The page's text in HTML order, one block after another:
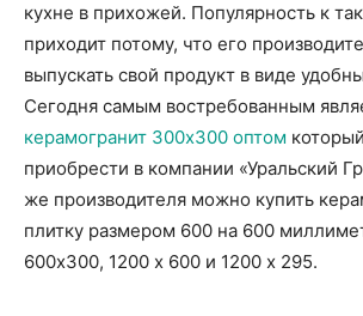
кухне в прихожей. Популярность к
приходит потому, что его
выпускать свой продукт в виде
Сегодня самым востребованным
керамогранит 300х300 оптом
приобрести в компании «Уральский
же производителя можно купить
плитку размером 600 на 600
600х300, 1200 х 600 и 1200 х 295.